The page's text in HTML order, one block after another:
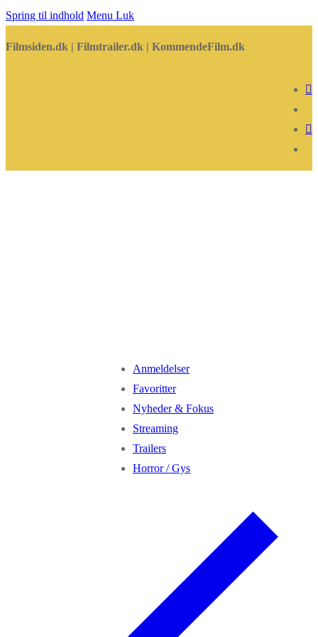
Spring til indhold Menu Luk
Filmsiden.dk | Filmtrailer.dk | KommendeFilm.dk
Anmeldelser
Favoritter
Nyheder & Fokus
Streaming
Trailers
Horror / Gys